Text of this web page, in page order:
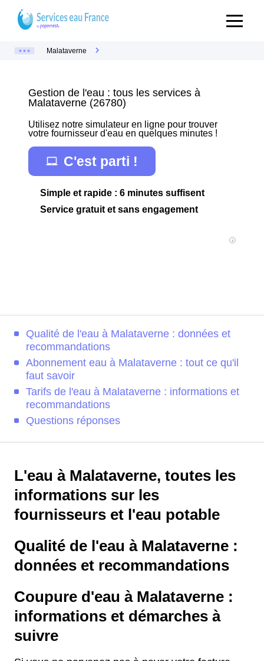
Malataverne
Gestion de l'eau : tous les services à
Malataverne (26780)
Utilisez notre simulateur en ligne pour trouver
votre fournisseur d'eau en quelques minutes !
C'est parti !
Simple et rapide : 6 minutes suffisent
Service gratuit et sans engagement
Qualité de l'eau à Malataverne : données et
recommandations
Abonnement eau à Malataverne : tout ce qu'il
faut savoir
Tarifs de l'eau à Malataverne : informations et
recommandations
Questions réponses
L'eau à Malataverne, toutes les
informations sur les
fournisseurs et l'eau potable
Qualité de l'eau à Malataverne :
données et recommandations
Coupure d'eau à Malataverne :
informations et démarches à
suivre